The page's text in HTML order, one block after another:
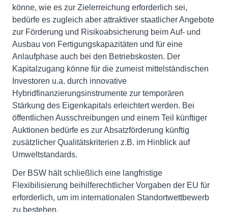
könne, wie es zur Zielerreichung erforderlich sei,
bedürfe es zugleich aber attraktiver staatlicher Angebote
zur Förderung und Risikoabsicherung beim Auf- und
Ausbau von Fertigungskapazitäten und für eine
Anlaufphase auch bei den Betriebskosten. Der
Kapitalzugang könne für die zumeist mittelständischen
Investoren u.a. durch innovative
Hybridfinanzierungsinstrumente zur temporären
Stärkung des Eigenkapitals erleichtert werden. Bei
öffentlichen Ausschreibungen und einem Teil künftiger
Auktionen bedürfe es zur Absatzförderung künftig
zusätzlicher Qualitätskriterien z.B. im Hinblick auf
Umweltstandards.
Der BSW hält schließlich eine langfristige
Flexibilisierung beihilferechtlicher Vorgaben der EU für
erforderlich, um im internationalen Standortwettbewerb
zu bestehen.